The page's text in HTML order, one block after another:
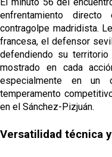
enfrentamiento
contragolpe madridista.
francesa, el defensor
defendiendo su
mostrado en cada
especialmente en un
temperamento
en el Sánchez-Pizjuán.
Versatilidad técnica